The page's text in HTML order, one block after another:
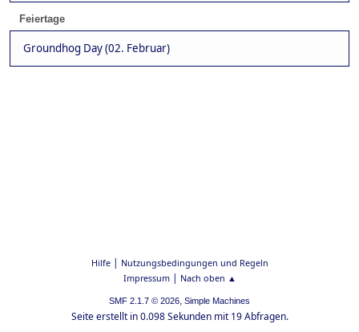
Feiertage
Groundhog Day (02. Februar)
Hilfe| Nutzungsbedingungen und Regeln
Impressum| Nach oben ▲
SMF 2.1.7 © 2026, Simple Machines
Seite erstellt in 0.098 Sekunden mit 19 Abfragen.